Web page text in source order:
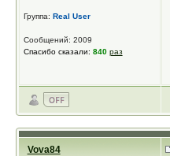
Группа: Real User
Сообщений: 2009
Спасибо сказали: 840 раз
Vova84